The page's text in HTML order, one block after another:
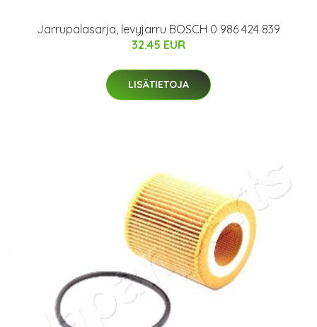
Jarrupalasarja, levyjarru BOSCH 0 986 424 839
32.45 EUR
LISÄTIETOJA